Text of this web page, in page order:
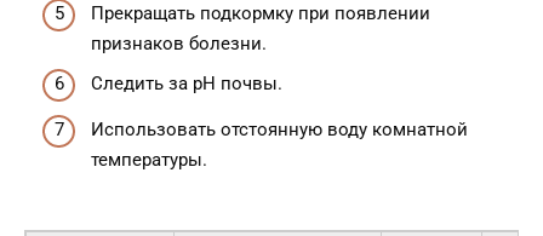
Прекращать подкормку при появлении
признаков болезни.
Следить за pH почвы.
Использовать отстоянную воду комнатной
температуры.